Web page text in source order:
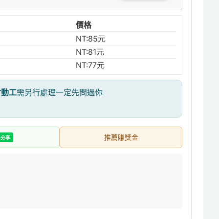
價格
NT:85元
NT:81元
NT:77元
工需另行處理一定先問過你
推薦賺獎金